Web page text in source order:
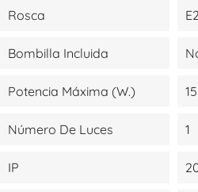
Rosca
Bombilla Incluida
Potencia Máxima (W.) 15
Número De Luces 1
IP